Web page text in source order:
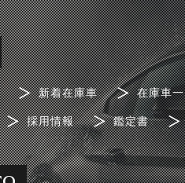
新着在庫車 在庫車
採用情報 鑑定書